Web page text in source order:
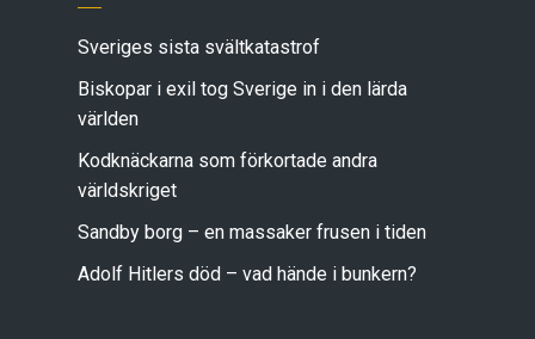
Sveriges sista svältkatastrof
Biskopar i exil tog Sverige in i den lärda
världen
Kodknäckarna som förkortade andra
världskriget
Sandby borg – en massaker frusen i tiden
Adolf Hitlers död – vad hände i bunkern?